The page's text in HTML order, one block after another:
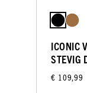
ICONIC
STEVIG
€ 109,99